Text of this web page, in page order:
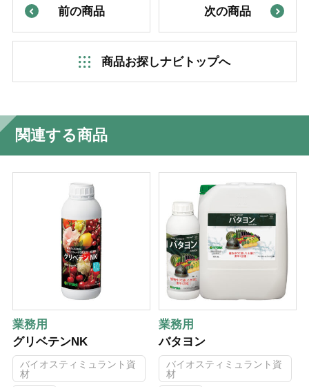
前の商品
商品お探しナビトップへ
次の商品
関連する商品
業務用
グリベテンNK
バイオスティミュラント資
材
業務用
バタヨン
バイオスティミュラント資
材